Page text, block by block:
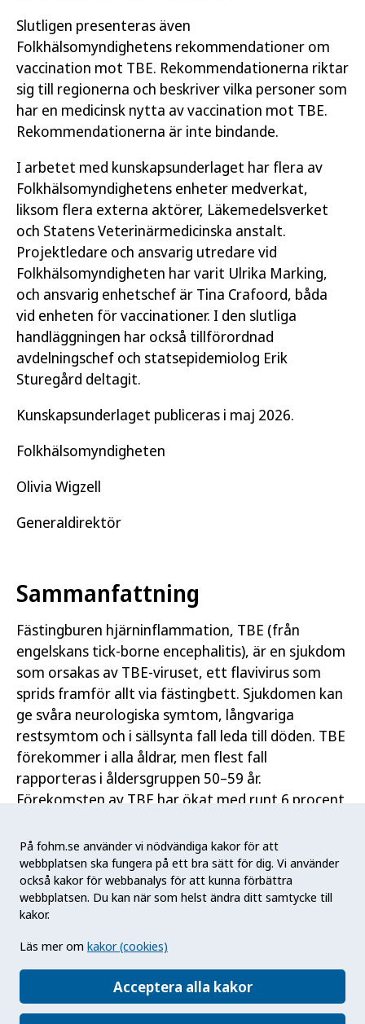
Slutligen presenteras även
Folkhälsomyndighetens rekommendationer om
vaccination mot TBE. Rekommendationerna riktar
sig till regionerna och beskriver vilka personer som
har en medicinsk nytta av vaccination mot TBE.
Rekommendationerna är inte bindande.
I arbetet med kunskapsunderlaget har flera av
Folkhälsomyndighetens enheter medverkat,
liksom flera externa aktörer, Läkemedelsverket
och Statens Veterinärmedicinska anstalt.
Projektledare och ansvarig utredare vid
Folkhälsomyndigheten har varit Ulrika Marking,
och ansvarig enhetschef är Tina Crafoord, båda
vid enheten för vaccinationer. I den slutliga
handläggningen har också tillförordnad
avdelningschef och statsepidemiolog Erik
Sturegård deltagit.
Kunskapsunderlaget publiceras i maj 2026.
Folkhälsomyndigheten
Olivia Wigzell
Generaldirektör
Sammanfattning
Fästingburen hjärninflammation, TBE (från
engelskans tick-borne encephalitis), är en sjukdom
som orsakas av TBE-viruset, ett flavivirus som
sprids framför allt via fästingbett. Sjukdomen kan
ge svåra neurologiska symtom, långvariga
restsymtom och i sällsynta fall leda till döden. TBE
förekommer i alla åldrar, men flest fall
rapporteras i åldersgruppen 50–59 år.
Förekomsten av TBE har ökat med runt 6 procent
Ett allt varmare klimat leder till en längre
fästingsäsong och fler fästingar, vilket bidrar till
spridning till nya områden, även norrut.
I Sverige finns två godkända vacciner: FSME-
Immun och Encepur. Båda vaccinen är säkra och
svenska marknaden i cirka 30 år, och personer som
har vaccinerat sig har med vissa undantag stått
På fohm.se använder vi nödvändiga kakor för att
webbplatsen ska fungera på ett bra sätt för dig. Vi använder
också kakor för webbanalys för att kunna förbättra
webbplatsen. Du kan när som helst ändra ditt samtycke till
kakor.
Läs mer om kakor (cookies)
Acceptera alla kakor